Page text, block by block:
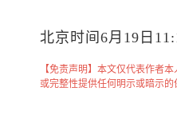
北京时间6月19日
【免责声明】本文仅代表作者
或完整性提供任何明示或暗示